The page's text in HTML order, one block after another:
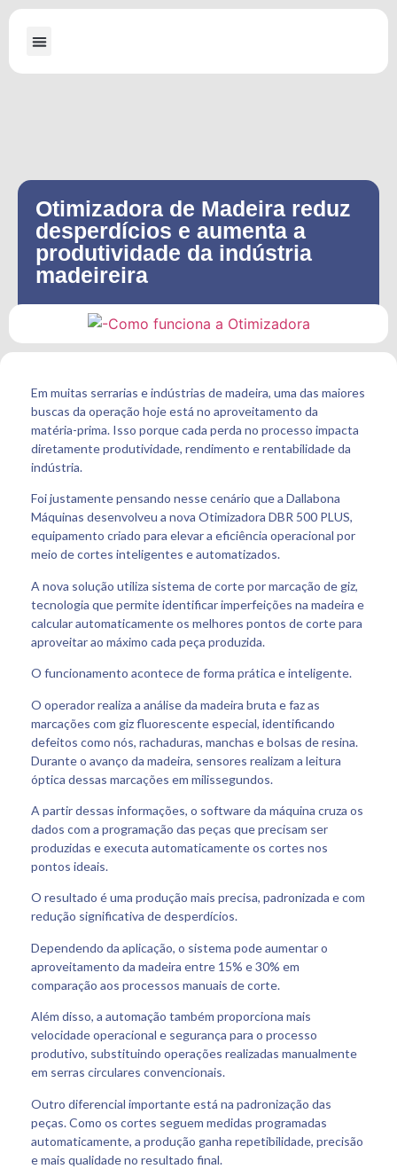
Otimizadora de Madeira reduz
desperdícios e aumenta a
produtividade da indústria
madeireira
Em muitas serrarias e indústrias de madeira, uma das maiores
buscas da operação hoje está no aproveitamento da
matéria-prima. Isso porque cada perda no processo impacta
diretamente produtividade, rendimento e rentabilidade da
indústria.
Foi justamente pensando nesse cenário que a Dallabona
Máquinas desenvolveu a nova Otimizadora DBR 500 PLUS,
equipamento criado para elevar a eficiência operacional por
meio de cortes inteligentes e automatizados.
A nova solução utiliza sistema de corte por marcação de giz,
tecnologia que permite identificar imperfeições na madeira e
calcular automaticamente os melhores pontos de corte para
aproveitar ao máximo cada peça produzida.
O funcionamento acontece de forma prática e inteligente.
O operador realiza a análise da madeira bruta e faz as
marcações com giz fluorescente especial, identificando
defeitos como nós, rachaduras, manchas e bolsas de resina.
Durante o avanço da madeira, sensores realizam a leitura
óptica dessas marcações em milissegundos.
A partir dessas informações, o software da máquina cruza os
dados com a programação das peças que precisam ser
produzidas e executa automaticamente os cortes nos
pontos ideais.
O resultado é uma produção mais precisa, padronizada e com
redução significativa de desperdícios.
Dependendo da aplicação, o sistema pode aumentar o
aproveitamento da madeira entre 15% e 30% em
comparação aos processos manuais de corte.
Além disso, a automação também proporciona mais
velocidade operacional e segurança para o processo
produtivo, substituindo operações realizadas manualmente
em serras circulares convencionais.
Outro diferencial importante está na padronização das
peças. Como os cortes seguem medidas programadas
automaticamente, a produção ganha repetibilidade, precisão
e mais qualidade no resultado final.